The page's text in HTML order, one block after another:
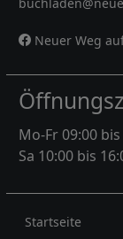
Neuer Weg
Mo-Fr 09:00
Sa 10:00 bis
Rechtliches
Startseite